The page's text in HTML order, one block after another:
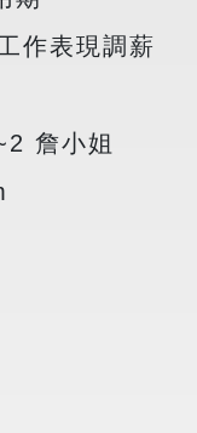
作表現調薪
詹小姐